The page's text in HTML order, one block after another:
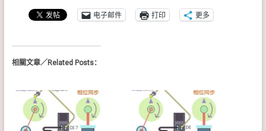
电子邮件 打印 更多
相關文章／Related Posts：